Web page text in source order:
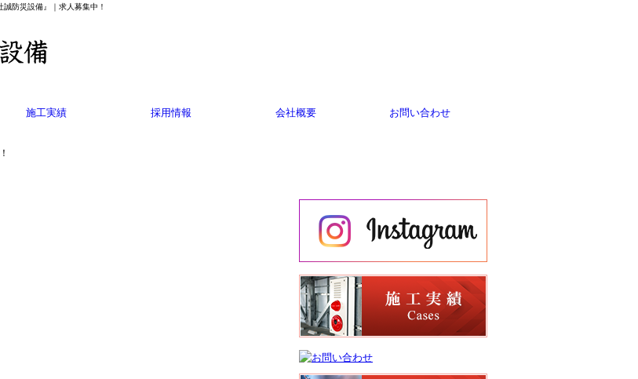
防災設備』｜求人募集中！
施工実績 採用情報 会社概要 お問い合わせ